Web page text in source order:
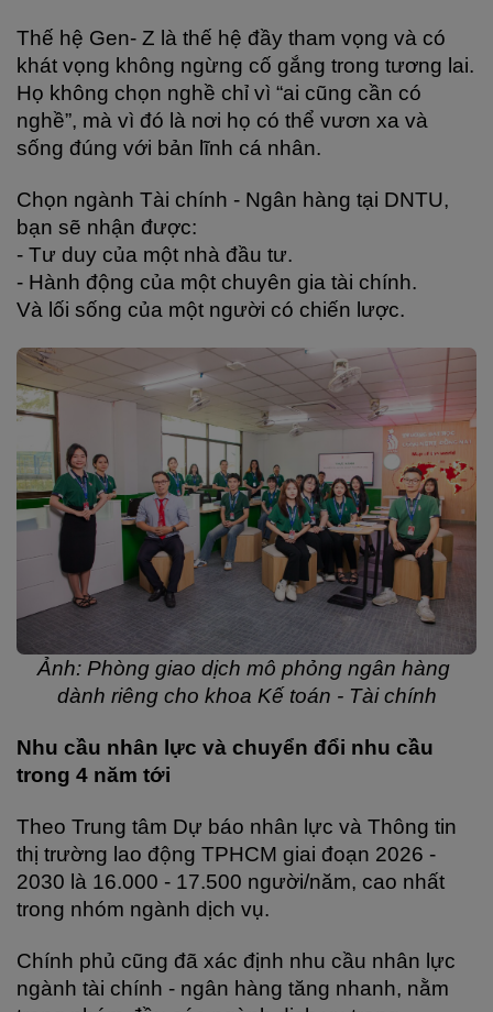
Thế hệ Gen- Z là thế hệ đầy tham vọng và có
khát vọng không ngừng cố gắng trong tương lai.
Họ không chọn nghề chỉ vì “ai cũng cần có
nghề”, mà vì đó là nơi họ có thể vươn xa và
sống đúng với bản lĩnh cá nhân.
Chọn ngành Tài chính - Ngân hàng tại DNTU,
bạn sẽ nhận được:
- Tư duy của một nhà đầu tư.
- Hành động của một chuyên gia tài chính.
Và lối sống của một người có chiến lược.
Ảnh: Phòng giao dịch mô phỏng ngân hàng
dành riêng cho khoa Kế toán - Tài chính
Nhu cầu nhân lực và chuyển đổi nhu cầu
trong 4 năm tới
Theo Trung tâm Dự báo nhân lực và Thông tin
thị trường lao động TPHCM giai đoạn 2026 -
2030 là 16.000 - 17.500 người/năm, cao nhất
trong nhóm ngành dịch vụ.
Chính phủ cũng đã xác định nhu cầu nhân lực
ngành tài chính - ngân hàng tăng nhanh, nằm